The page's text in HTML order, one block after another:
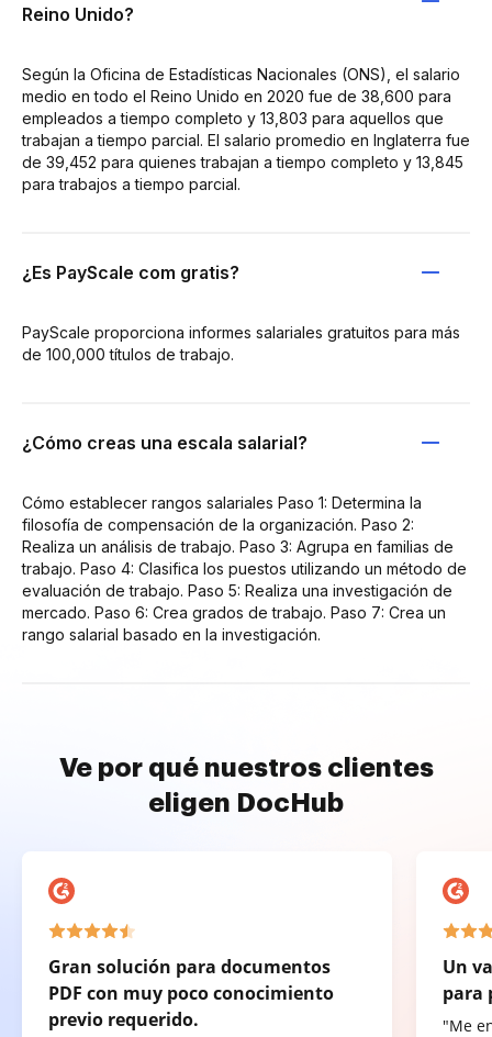
Reino Unido?
Según la Oficina de Estadísticas Nacionales (ONS), el salario
medio en todo el Reino Unido en 2020 fue de 38,600 para
empleados a tiempo completo y 13,803 para aquellos que
trabajan a tiempo parcial. El salario promedio en Inglaterra fue
de 39,452 para quienes trabajan a tiempo completo y 13,845
para trabajos a tiempo parcial.
¿Es PayScale com gratis?
PayScale proporciona informes salariales gratuitos para más
de 100,000 títulos de trabajo.
¿Cómo creas una escala salarial?
Cómo establecer rangos salariales Paso 1: Determina la
filosofía de compensación de la organización. Paso 2:
Realiza un análisis de trabajo. Paso 3: Agrupa en familias de
trabajo. Paso 4: Clasifica los puestos utilizando un método de
evaluación de trabajo. Paso 5: Realiza una investigación de
mercado. Paso 6: Crea grados de trabajo. Paso 7: Crea un
rango salarial basado en la investigación.
Ve por qué nuestros clientes
eligen DocHub
Gran solución para documentos
PDF con muy poco conocimiento
previo requerido.
Un
para
"Me